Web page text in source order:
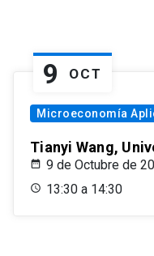
9 OCT
Microeconomía
Tianyi Wang,
9 de Octubre de
13:30 a 14:30